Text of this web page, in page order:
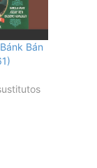
Bán